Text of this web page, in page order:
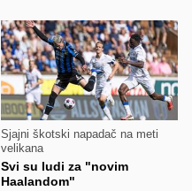
Sjajni škotski napadač na meti
velikana
Svi su ludi za "novim
Haalandom"